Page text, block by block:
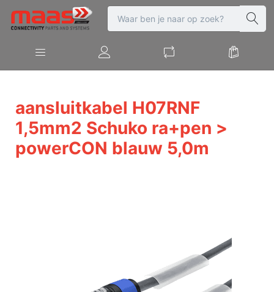
aansluitkabel H07RNF
1,5mm2 Schuko ra+pen >
powerCON blauw 5,0m